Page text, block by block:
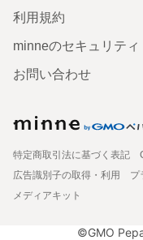
利用規約
minneのセキュリティ
お問い合わせ
特定商取引法に基づく表記
広告識別子の取得・利用
プ
メディアキット
©GMO